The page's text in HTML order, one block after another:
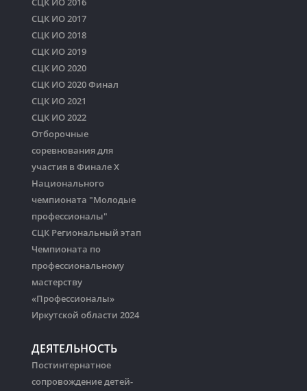
СЦК ИО 2017
СЦК ИО 2018
СЦК ИО 2019
СЦК ИО 2020
СЦК ИО 2020 Финал
СЦК ИО 2021
СЦК ИО 2022
Отборочные
соревнования для
участия в Финале Х
Национального
чемпионата "Молодые
профессионалы"
СЦК Региональный этап
Чемпионата по
профессиональному
мастерству
«Профессионалы»
Иркутской области 2024
ДЕЯТЕЛЬНОСТЬ
Постинтернатное
сопровождение детей-